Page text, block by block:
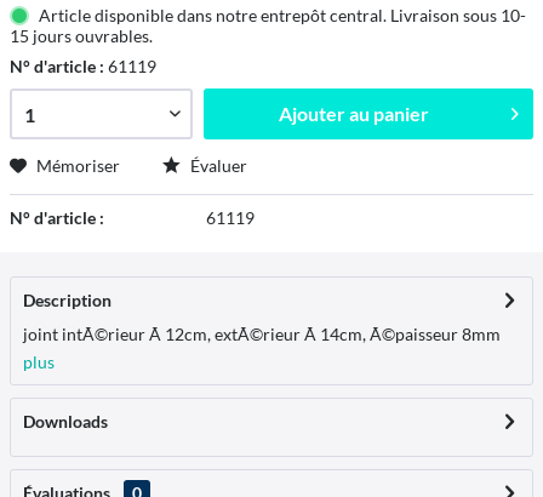
Article disponible dans notre entrepôt central. Livraison sous 10-
15 jours ouvrables.
N° d'article : 61119
Ajouter au panier
Mémoriser Évaluer
N° d'article : 61119
Description
joint intÃ©rieur Ã 12cm, extÃ©rieur Ã 14cm, Ã©paisseur 8mm
plus
Downloads
Évaluations
0